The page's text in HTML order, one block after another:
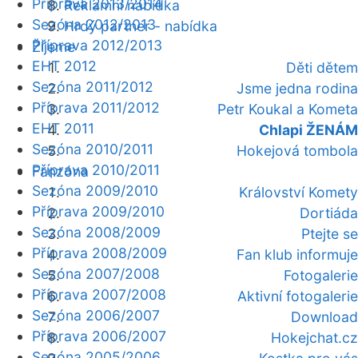
Reklamní nabídka
Hrdý partner - nabídka
Žijeme
Děti dětem
Jsme jedna rodina
Petr Koukal a Kometa
Chlapi ŽENÁM
Hokejová tombola
Fanzóna
Království Komety
Dortiáda
Ptejte se
Fan klub informuje
Fotogalerie
Aktivní fotogalerie
Download
Hokejchat.cz
Příprava 2013/2014
Sezóna 2012/2013
Příprava 2012/2013
EHT 2012
Sezóna 2011/2012
Příprava 2011/2012
EHT 2011
Sezóna 2010/2011
Příprava 2010/2011
Sezóna 2009/2010
Příprava 2009/2010
Sezóna 2008/2009
Příprava 2008/2009
Sezóna 2007/2008
Příprava 2007/2008
Sezóna 2006/2007
Příprava 2006/2007